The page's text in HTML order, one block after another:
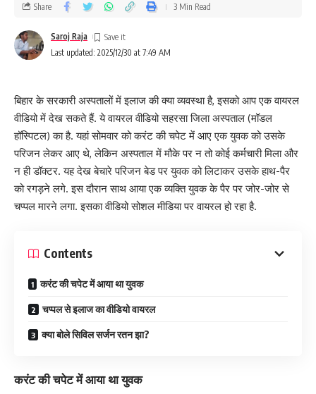
Last updated: 2025/12/30 at 7:49 AM
Saroj Raja
Share 3 Min Read
बिहार के सरकारी अस्पतालों में इलाज की क्या व्यवस्था है, इसको आप एक वायरल
वीडियो में देख सकते हैं. ये वायरल वीडियो सहरसा जिला अस्पताल (मॉडल
हॉस्पिटल) का है. यहां सोमवार को करंट की चपेट में आए एक युवक को उसके
परिजन लेकर आए थे, लेकिन अस्पताल में मौके पर न तो कोई कर्मचारी मिला और
न ही डॉक्टर. यह देख बेचारे परिजन बेड पर युवक को लिटाकर उसके हाथ-पैर
को रगड़ने लगे. इस दौरान साथ आया एक व्यक्ति युवक के पैर पर जोर-जोर से
चप्पल मारने लगा. इसका वीडियो सोशल मीडिया पर वायरल हो रहा है.
Contents
करंट की चपेट में आया था युवक
चप्पल से इलाज का वीडियो वायरल
क्या बोले सिविल सर्जन रतन झा?
करंट की चपेट में आया था युवक